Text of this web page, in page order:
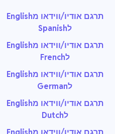
תרגם אודיו/ווידאו מEnglish
לSpanish
תרגם אודיו/ווידאו מEnglish
לFrench
תרגם אודיו/ווידאו מEnglish
לGerman
תרגם אודיו/ווידאו מEnglish
לDutch